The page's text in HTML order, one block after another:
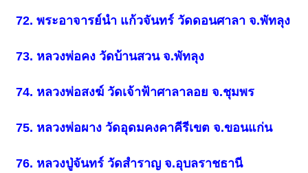
72. พระอาจารย์นำ แก้วจันทร์ วัดดอนศาลา จ.พัทลุง
73. หลวงพ่อคง วัดบ้านสวน จ.พัทลุง
74. หลวงพ่อสงฆ์ วัดเจ้าฟ้าศาลาลอย จ.ชุมพร
75. หลวงพ่อผาง วัดอุดมคงคาคีรีเขต จ.ขอนแก่น
76. หลวงปู่จันทร์ วัดสำราญ จ.อุบลราชธานี